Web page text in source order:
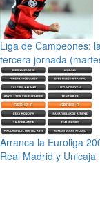
Liga de Campeones:
tercera jornada
Arranca la Euroliga
Real Madrid y Unicaja